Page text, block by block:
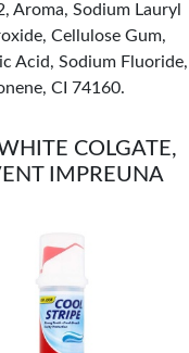
Aroma, Sodium Lauryl
Cellulose Gum,
Acid, Sodium Fluoride,
CI 74160.
COLGATE,
IMPREUNA